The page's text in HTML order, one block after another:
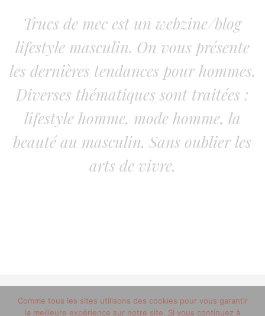
Trucs de mec est un webzine/blog
lifestyle masculin. On vous présente
les dernières tendances pour hommes.
Diverses thématiques sont traitées :
lifestyle homme, mode homme, la
beauté au masculin. Sans oublier les
arts de vivre.
© 2012-2020 copyright trucsdemec.fr - blog lifestyle
Comme tous les sites utilisons des cookies pour vous garantir
la meilleure expérience sur notre site. Si vous continuez à